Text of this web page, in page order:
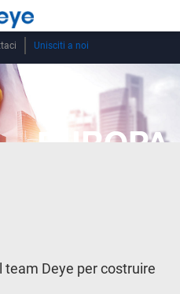
Unisciti a noi
EUROPA
team Deye per costruire